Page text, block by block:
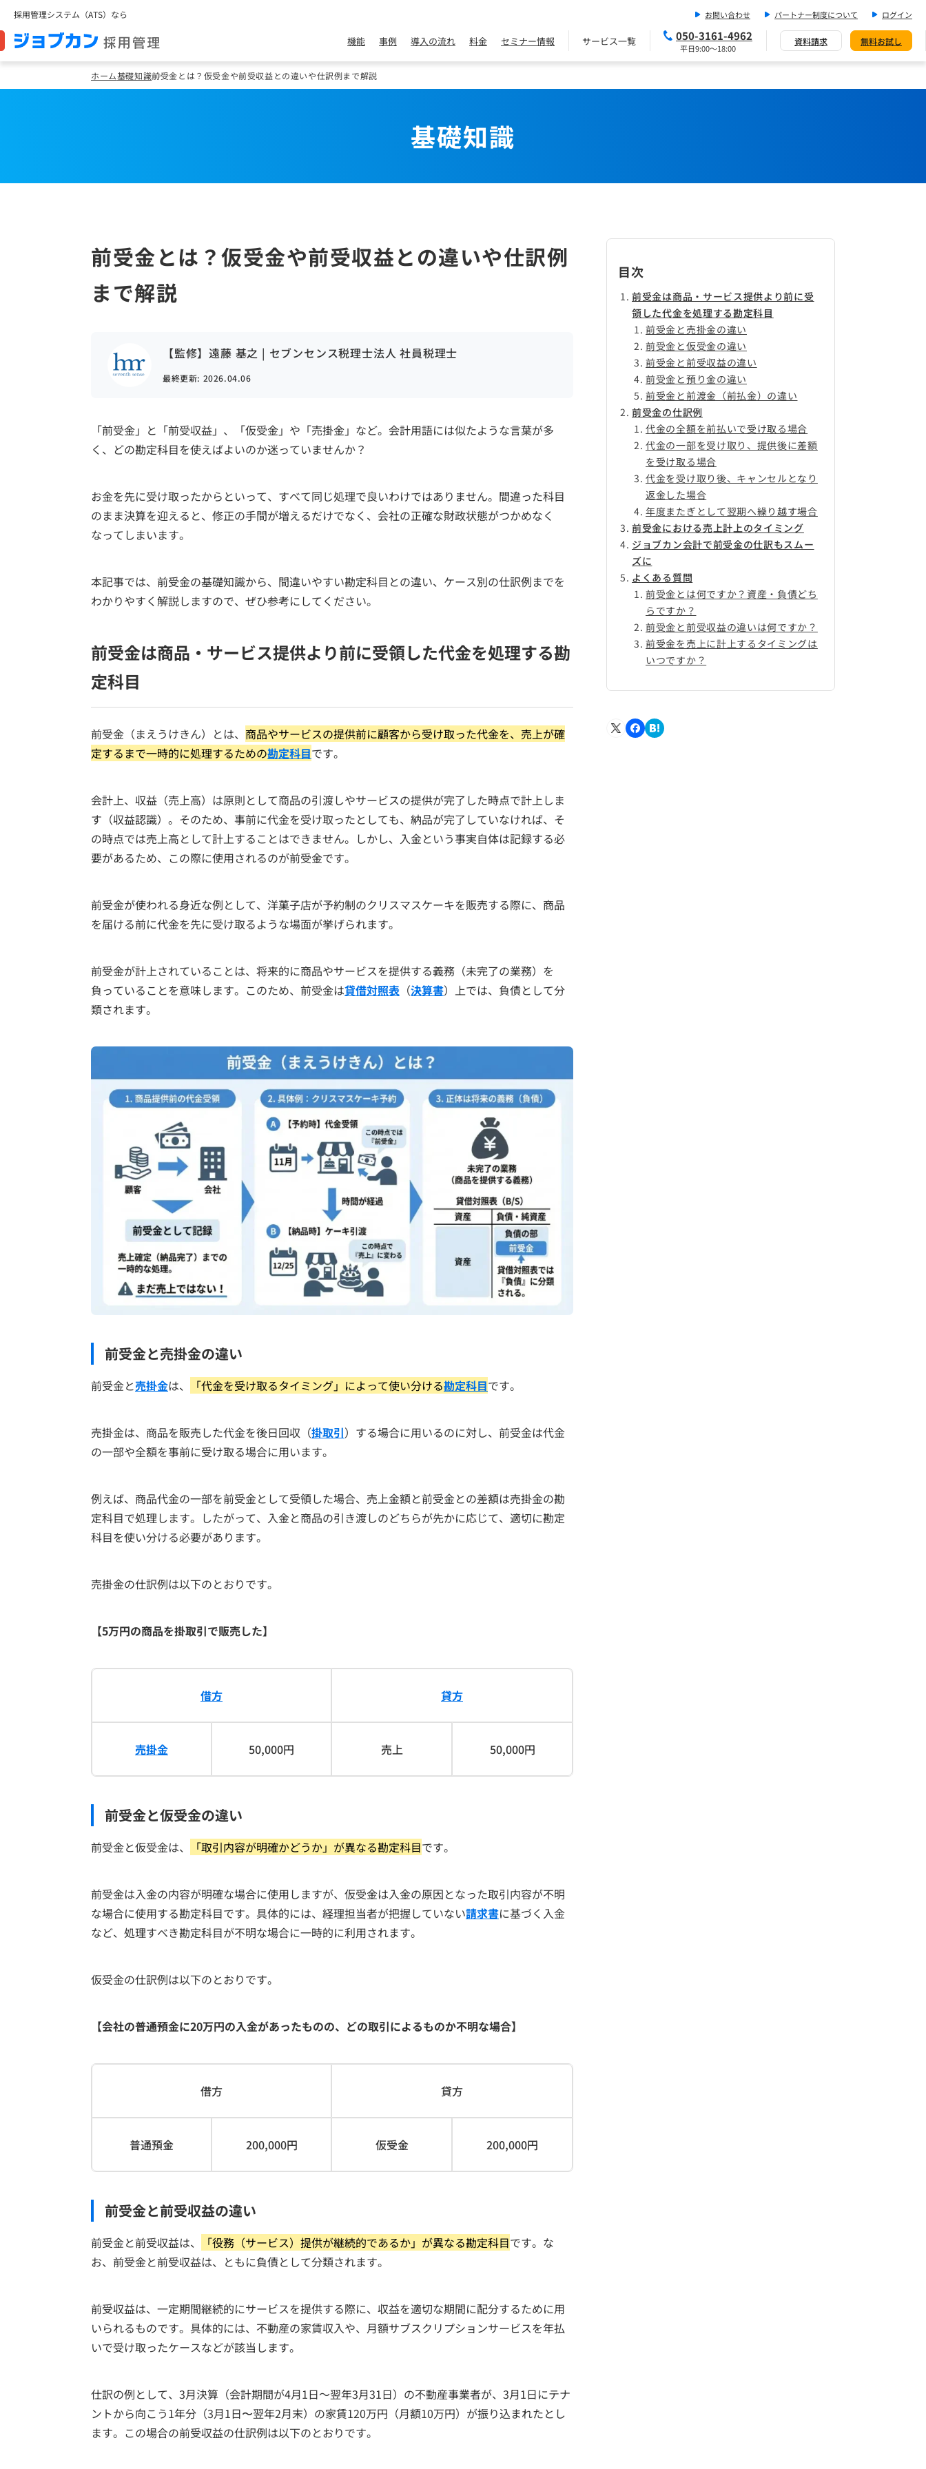
採用管理システム（ATS）なら お問い合わせ パートナー制度について ログイン
機能 事例 導入の流れ 料金 セミナー情報 サービス一覧 050-3161-4962
平日9:00～18:00
資料請求 無料お試し
ホーム基礎知識前受金とは？仮受金や前受収益との違いや仕訳例まで解説
基礎知識
前受金とは？仮受金や前受収益との違いや仕訳例
まで解説
【監修】遠藤 基之 | セブンセンス税理士法人 社員税理士
最終更新: 2026.04.06
「前受金」と「前受収益」、「仮受金」や「売掛金」など。会計用語には似たような言葉が多
く、どの勘定科目を使えばよいのか迷っていませんか？
お金を先に受け取ったからといって、すべて同じ処理で良いわけではありません。間違った科目
のまま決算を迎えると、修正の手間が増えるだけでなく、会社の正確な財政状態がつかめなく
なってしまいます。
本記事では、前受金の基礎知識から、間違いやすい勘定科目との違い、ケース別の仕訳例までを
わかりやすく解説しますので、ぜひ参考にしてください。
前受金は商品・サービス提供より前に受領した代金を処理する勘
定科目
前受金（まえうけきん）とは、 商品やサービスの提供前に顧客から受け取った代金を、売上が確
定するまで一時的に処理するための勘定科目です。
会計上、収益（売上高）は原則として商品の引渡しやサービスの提供が完了した時点で計上しま
す（収益認識）。そのため、事前に代金を受け取ったとしても、納品が完了していなければ、そ
の時点では売上高として計上することはできません。しかし、入金という事実自体は記録する必
要があるため、この際に使用されるのが前受金です。
前受金が使われる身近な例として、洋菓子店が予約制のクリスマスケーキを販売する際に、商品
を届ける前に代金を先に受け取るような場面が挙げられます。
前受金が計上されていることは、将来的に商品やサービスを提供する義務（未完了の業務）を
負っていることを意味します。このため、前受金は貸借対照表 （決算書）上では、負債として分
類されます。
前受金と売掛金の違い
前受金と売掛金は、 「代金を受け取るタイミング」によって使い分ける勘定科目です。
売掛金は、商品を販売した代金を後日回収（掛取引）する場合に用いるのに対し、前受金は代金
の一部や全額を事前に受け取る場合に用います。
例えば、商品代金の一部を前受金として受領した場合、売上金額と前受金との差額は売掛金の勘
定科目で処理します。したがって、入金と商品の引き渡しのどちらが先かに応じて、適切に勘定
科目を使い分ける必要があります。
売掛金の仕訳例は以下のとおりです。
【5万円の商品を掛取引で販売した】
借方 貸方
売掛金 50,000円 売上 50,000円
前受金と仮受金の違い
前受金と仮受金は、 「取引内容が明確かどうか」が異なる勘定科目です。
前受金は入金の内容が明確な場合に使用しますが、仮受金は入金の原因となった取引内容が不明
な場合に使用する勘定科目です。具体的には、経理担当者が把握していない請求書に基づく入金
など、処理すべき勘定科目が不明な場合に一時的に利用されます。
仮受金の仕訳例は以下のとおりです。
【会社の普通預金に20万円の入金があったものの、どの取引によるものか不明な場合】
借方 貸方
普通預金 200,000円 仮受金 200,000円
前受金と前受収益の違い
前受金と前受収益は、 「役務（サービス）提供が継続的であるか」が異なる勘定科目です。な
お、前受金と前受収益は、ともに負債として分類されます。
前受収益は、一定期間継続的にサービスを提供する際に、収益を適切な期間に配分するために用
いられるものです。具体的には、不動産の家賃収入や、月額サブスクリプションサービスを年払
いで受け取ったケースなどが該当します。
仕訳の例として、3月決算（会計期間が4月1日～翌年3月31日）の不動産事業者が、3月1日にテナ
ントから向こう1年分（3月1日〜翌年2月末）の家賃120万円（月額10万円）が振り込まれたとし
ます。この場合の前受収益の仕訳例は以下のとおりです。
目次
前受金は商品・サービス提供より前に受
領した代金を処理する勘定科目
前受金と売掛金の違い
前受金と仮受金の違い
前受金と前受収益の違い
前受金と預り金の違い
前受金と前渡金（前払金）の違い
前受金の仕訳例
代金の全額を前払いで受け取る場合
代金の一部を受け取り、提供後に差額
を受け取る場合
代金を受け取り後、キャンセルとなり
返金した場合
年度またぎとして翌期へ繰り越す場合
前受金における売上計上のタイミング
ジョブカン会計で前受金の仕訳もスムー
ズに
よくある質問
前受金とは何ですか？資産・負債どち
らですか？
前受金と前受収益の違いは何ですか？
前受金を売上に計上するタイミングは
いつですか？